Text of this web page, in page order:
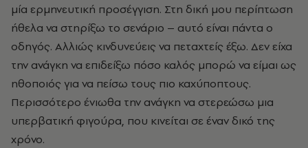
μία ερμηνευτική προσέγγιση. Στη δική μου περίπτωση
ήθελα να στηρίξω το σενάριο – αυτό είναι πάντα ο
οδηγός. Αλλιώς κινδυνεύεις να πεταχτείς έξω. Δεν είχα
την ανάγκη να επιδείξω πόσο καλός μπορώ να είμαι ως
ηθοποιός για να πείσω τους πιο καχύποπτους.
Περισσότερο ένιωθα την ανάγκη να στερεώσω μια
υπερβατική φιγούρα, που κινείται σε έναν δικό της
χρόνο.